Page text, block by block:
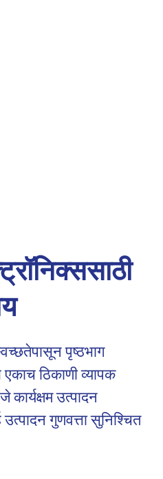
पृष्ठभाग
ठिकाणी व्यापक
उत्पादन
उत्पादन गुणवत्ता सुनिश्चित